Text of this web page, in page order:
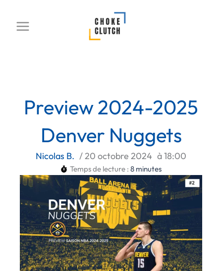
contenu
Preview 2024-2025
Denver Nuggets
Nicolas B. /20 octobre 2024 à18:00
Temps de lecture : 8 minutes